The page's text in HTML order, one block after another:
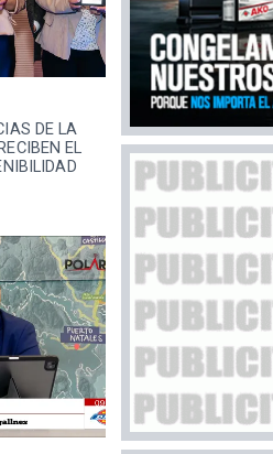
DE LA
EL